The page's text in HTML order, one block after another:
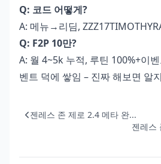
Q: 코드 어떻게?
A: 메뉴→리딤,
Q: F2P 10만?
A: 월 4~5k 누적, 루틴 100%+이
벤트 덕에 쌓임 – 진짜 해보면 알
젠레스 존 제로 2.4 메타 완...
젠레스